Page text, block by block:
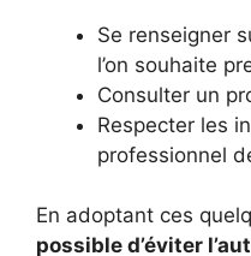
Se renseigner
l’on souhaite
Consulter un
Respecter les
professionnel
En adoptant ces
possible d’éviter